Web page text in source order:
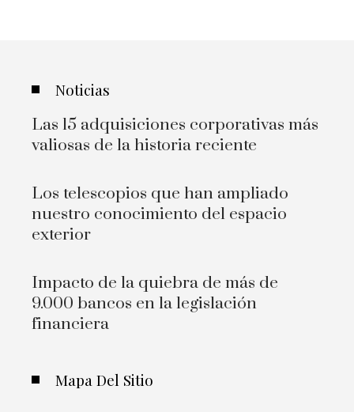
Noticias
Las 15 adquisiciones corporativas más
valiosas de la historia reciente
Los telescopios que han ampliado
nuestro conocimiento del espacio
exterior
Impacto de la quiebra de más de
9.000 bancos en la legislación
financiera
Mapa Del Sitio